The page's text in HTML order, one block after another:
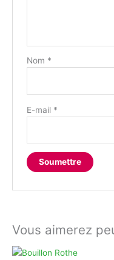
Nom *
E-mail *
Vous aimerez